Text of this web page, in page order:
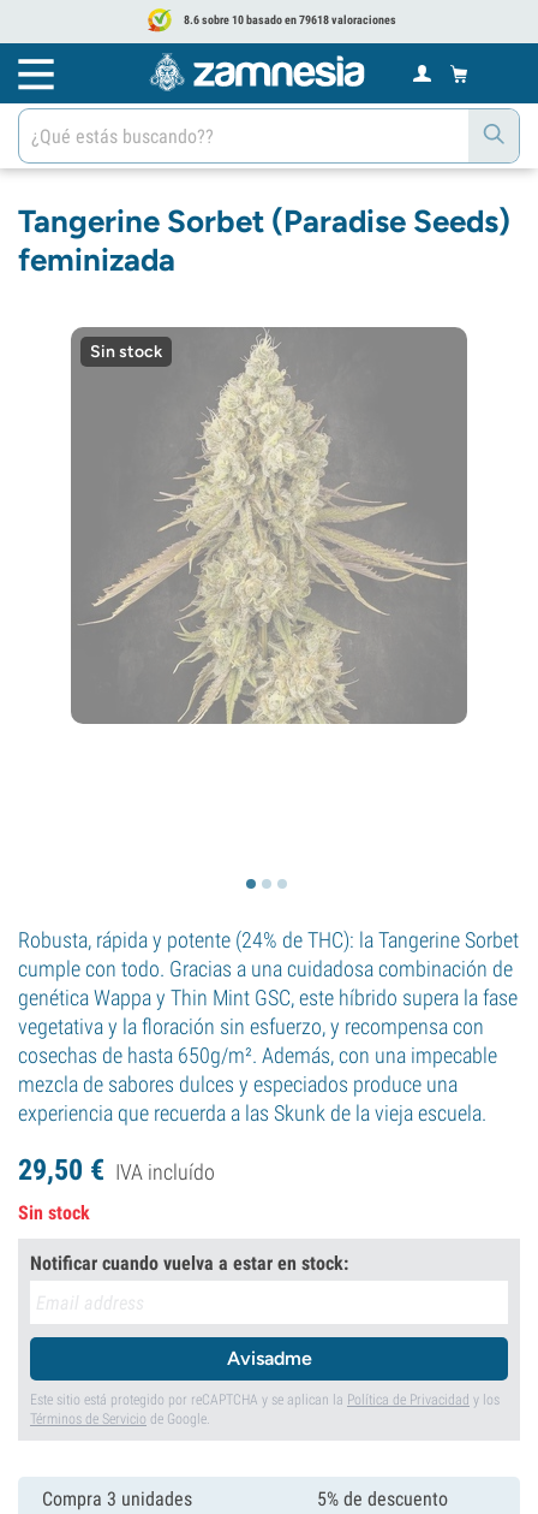
8.6 sobre 10 basado en 79618 valoraciones
Tangerine Sorbet (Paradise Seeds)
feminizada
Sin stock
Robusta, rápida y potente (24% de THC): la Tangerine Sorbet
cumple con todo. Gracias a una cuidadosa combinación de
genética Wappa y Thin Mint GSC, este híbrido supera la fase
vegetativa y la floración sin esfuerzo, y recompensa con
cosechas de hasta 650g/m². Además, con una impecable
mezcla de sabores dulces y especiados produce una
experiencia que recuerda a las Skunk de la vieja escuela.
29,50 € IVA incluído
Sin stock
Notificar cuando vuelva a estar en stock:
Avisadme
Este sitio está protegido por reCAPTCHA y se aplican la Política de Privacidad y los
Términos de Servicio de Google.
Compra 3 unidades 5% de descuento